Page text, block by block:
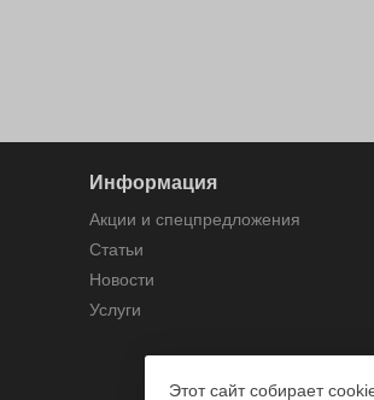
Информация
Акции и спецпредложения
Статьи
Новости
Услуги
Этот сайт собирает